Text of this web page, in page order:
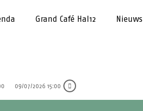
Grand Café Hal12 Nieuws
09/07/2026 15:00